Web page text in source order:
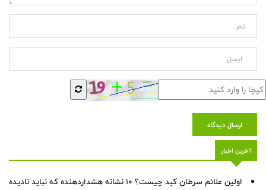
ارسال دیدگاه
آخرین اخبار
اولین علائم سرطان کبد چیست؟ ۱۰ نشانه هشداردهنده که نباید نادیده